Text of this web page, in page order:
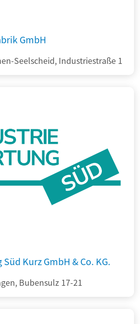
GmbH
Seelscheid, Industriestraße 1
Kurz GmbH & Co. KG.
Bubensulz 17-21